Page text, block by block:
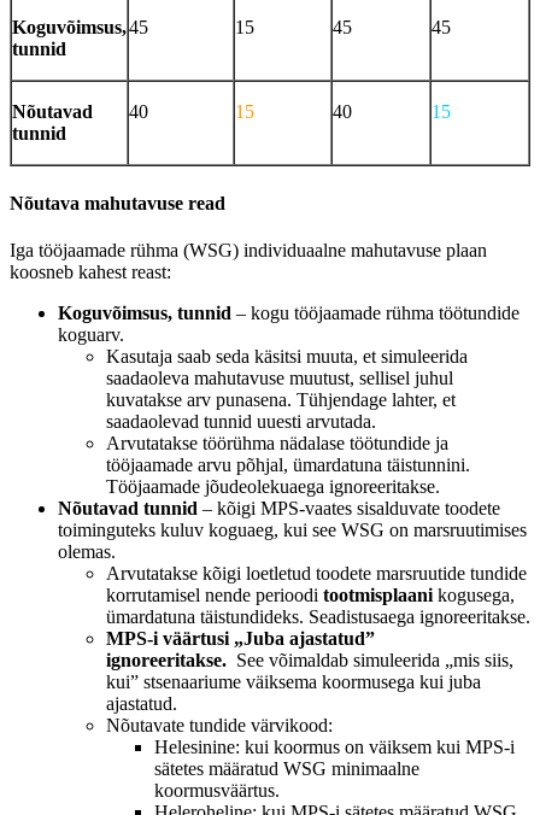
Koguvõimsus,
tunnid
45 15 45 45
Nõutavad
tunnid
40 15 40 15
Nõutava mahutavuse read
Iga tööjaamade rühma (WSG) individuaalne mahutavuse plaan
koosneb kahest reast:
Koguvõimsus, tunnid – kogu tööjaamade rühma töötundide
koguarv.
Kasutaja saab seda käsitsi muuta, et simuleerida
saadaoleva mahutavuse muutust, sellisel juhul
kuvatakse arv punasena. Tühjendage lahter, et
saadaolevad tunnid uuesti arvutada.
Arvutatakse töörühma nädalase töötundide ja
tööjaamade arvu põhjal, ümardatuna täistunnini.
Tööjaamade jõudeolekuaega ignoreeritakse.
Nõutavad tunnid – kõigi MPS-vaates sisalduvate toodete
toiminguteks kuluv koguaeg, kui see WSG on marsruutimises
olemas.
Arvutatakse kõigi loetletud toodete marsruutide tundide
korrutamisel nende perioodi tootmisplaani kogusega,
ümardatuna täistundideks. Seadistusaega ignoreeritakse.
MPS-i väärtusi „Juba ajastatud”
ignoreeritakse. See võimaldab simuleerida „mis siis,
kui” stsenaariume väiksema koormusega kui juba
ajastatud.
Nõutavate tundide värvikood:
Helesinine: kui koormus on väiksem kui MPS-i
sätetes määratud WSG minimaalne
koormusväärtus.